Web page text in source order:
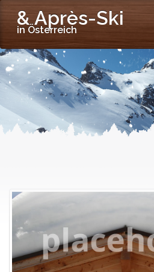
& Après-Ski
in Österreich